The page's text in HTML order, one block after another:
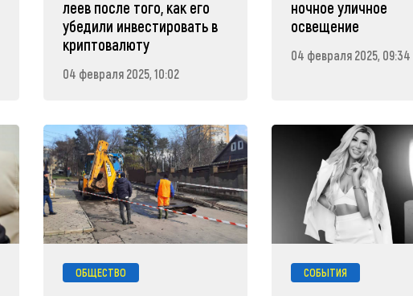
леев после того, как его
убедили инвестировать в
криптовалюту
04 февраля 2025, 10:02
ночное уличное
освещение
04 февраля 2025, 09:34
ОБЩЕСТВО СОБЫТИЯ